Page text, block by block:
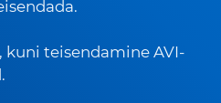
kuni teisendamine AVI-